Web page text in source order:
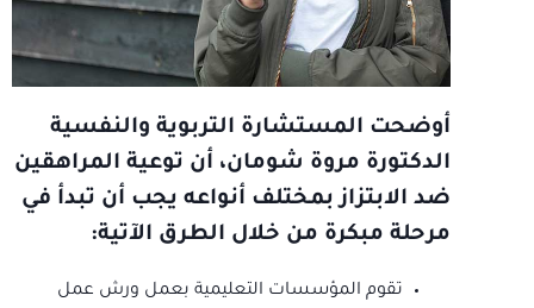
أوضحت المستشارة التربوية والنفسية
الدكتورة مروة شومان، أن توعية المراهقين
ضد الابتزاز بمختلف أنواعه يجب أن تبدأ في
مرحلة مبكرة من خلال الطرق الآتية:
تقوم المؤسسات التعليمية بعمل ورش عمل